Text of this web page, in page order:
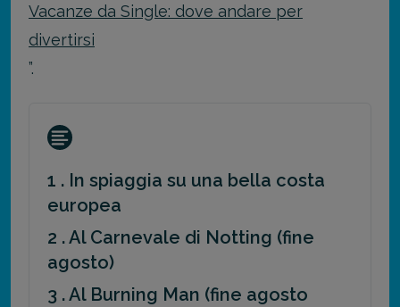
Vacanze da Single: dove andare per
divertirsi
”.
1 . In spiaggia su una bella costa
europea
2 . Al Carnevale di Notting (fine
agosto)
3 . Al Burning Man (fine agosto